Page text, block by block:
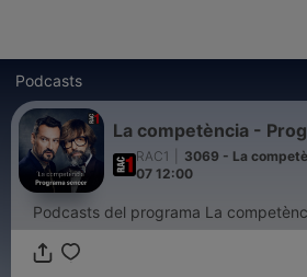
Podcasts
La competència -
RAC1
3069 - La
07 12:00
Podcasts del programa La